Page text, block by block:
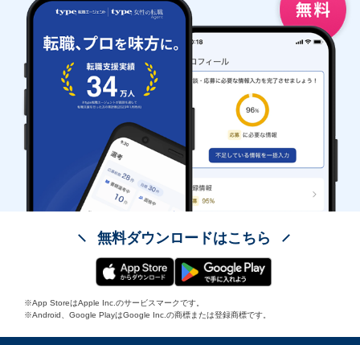
無料ダウンロードはこちら
※App StoreはApple Inc.のサービスマークです。
※Android、Google PlayはGoogle Inc.の商標または登録商標です。